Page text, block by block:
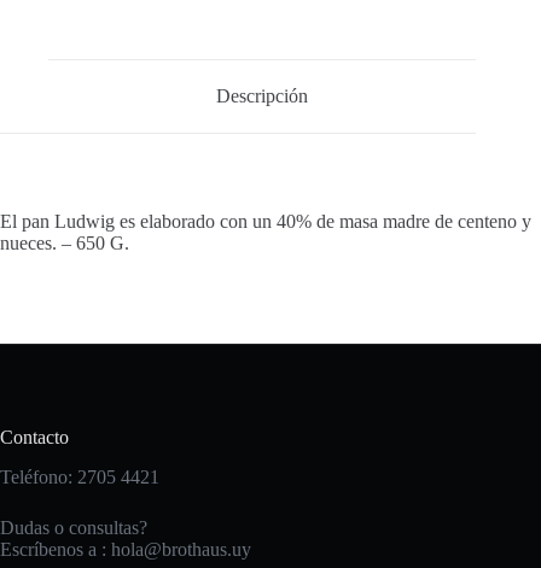
Descripción
El pan Ludwig es elaborado con un 40% de masa madre de centeno y
nueces. – 650 G.
Contacto
Teléfono: 2705 4421
Dudas o consultas?
Escríbenos a : hola@brothaus.uy